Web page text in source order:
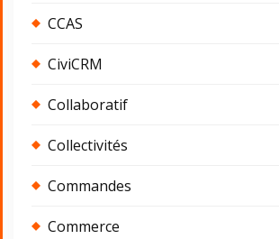
CCAS
CiviCRM
Collaboratif
Collectivités
Commandes
Commerce